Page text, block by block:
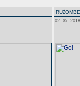
02. 05. 2018